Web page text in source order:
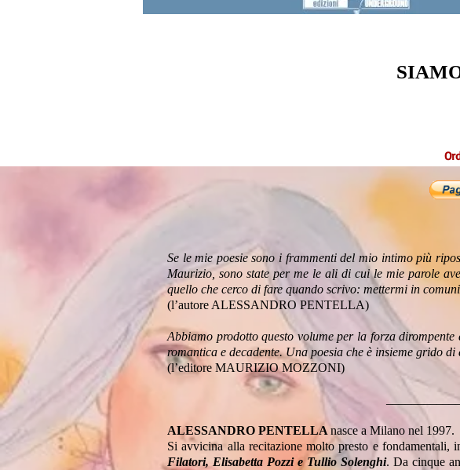
Se le mie poesie sono i frammenti del mio intimo più
Maurizio, sono state per me le ali di cui le mie parole
quello che cerco di fare quando scrivo: mettermi in
(l’autore ALESSANDRO PENTELLA)
Abbiamo prodotto questo volume per la forza
romantica e decadente. Una poesia che è insieme grido
(l’editore MAURIZIO MOZZONI)
ALESSANDRO PENTELLAnasce a Milano nel 1997.
Si avvicina alla recitazione molto presto e
Filatori, Elisabetta Pozzi e Tullio Solenghi. Da cinque